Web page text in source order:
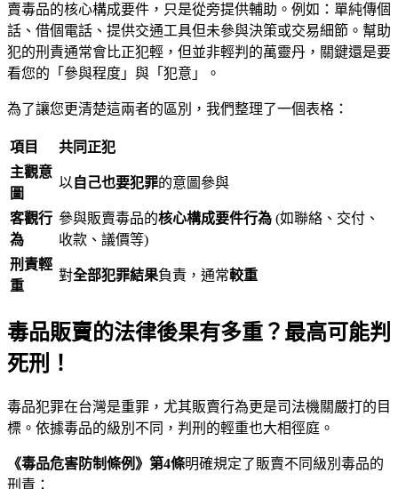
賣毒品的核心構成要件，只是從旁提供輔助。例如：單純傳個
話、借個電話、提供交通工具但未參與決策或交易細節。幫助
犯的刑責通常會比正犯輕，但並非輕判的萬靈丹，關鍵還是要
看您的「參與程度」與「犯意」。
為了讓您更清楚這兩者的區別，我們整理了一個表格：
項目
共同正犯
主觀意
圖
以 自己也要犯罪的意圖參與
客觀行
為
參與販賣毒品的核心構成要件行為 (如聯絡、交付、
收款、議價等)
刑責輕
重
對全部犯罪結果負責，通常較重
毒品販賣的法律後果有多重？最高可能判
死刑！
毒品犯罪在台灣是重罪，尤其販賣行為更是司法機關嚴打的目
標。依據毒品的級別不同，判刑的輕重也大相徑庭。
《毒品危害防制條例》第4條明確規定了販賣不同級別毒品的
刑責：